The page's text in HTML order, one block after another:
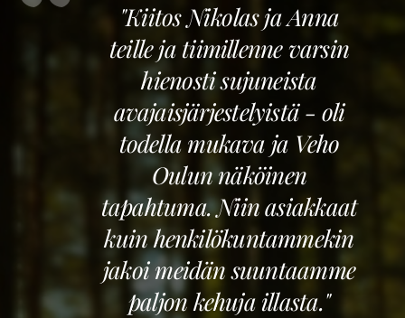
"Kiitos Nikolas ja Anna
teille ja tiimillenne varsin
hienosti sujuneista
avajaisjärjestelyistä - oli
todella mukava ja Veho
Oulun näköinen
tapahtuma. Niin asiakkaat
kuin henkilökuntammekin
jakoi meidän suuntaamme
paljon kehuja illasta."